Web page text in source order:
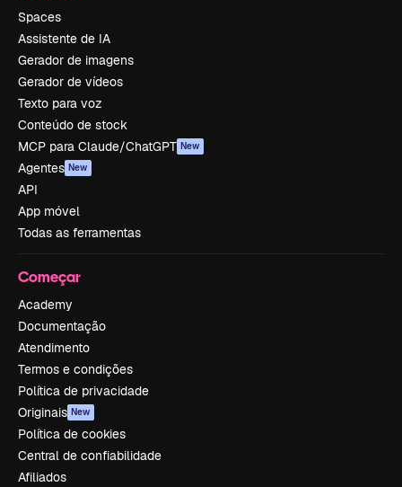
Spaces
Assistente de IA
Gerador de imagens
Gerador de vídeos
Texto para voz
Conteúdo de stock
MCP para Claude/ChatGPT New
Agentes New
API
App móvel
Todas as ferramentas
Começar
Academy
Documentação
Atendimento
Termos e condições
Política de privacidade
Originais New
Política de cookies
Central de confiabilidade
Afiliados